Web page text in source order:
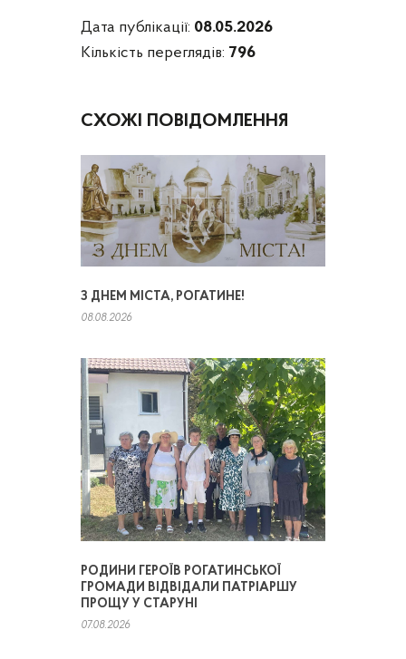
Дата публікації: 08.05.2026
Кількість переглядів: 796
СХОЖІ ПОВІДОМЛЕННЯ
З ДНЕМ МІСТА, РОГАТИНЕ!
08.08.2026
РОДИНИ ГЕРОЇВ РОГАТИНСЬКОЇ
ГРОМАДИ ВІДВІДАЛИ ПАТРІАРШУ
ПРОЩУ У СТАРУНІ
07.08.2026